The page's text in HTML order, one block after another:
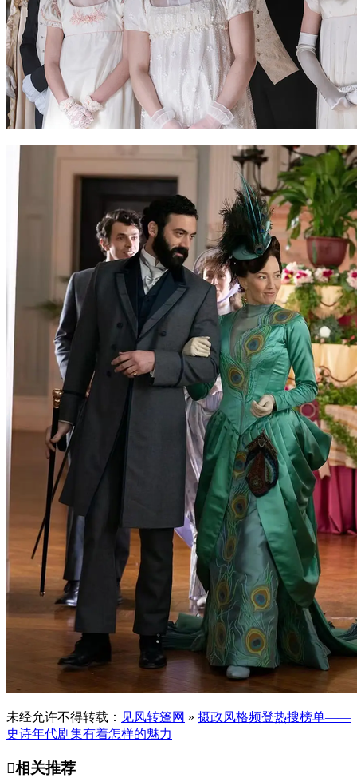
未经允许不得转载： 见风转篷网 » 摄政风格频登热搜榜单——
史诗年代剧集有着怎样的魅力
相关推荐